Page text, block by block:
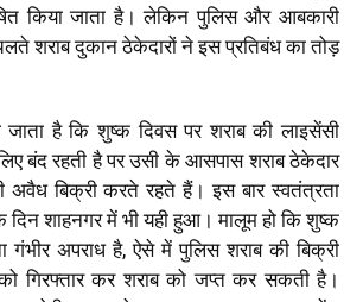
किया जाता है। लेकिन पुलिस और आबकारी
शराब दुकान ठेकेदारों ने इस प्रतिबंध का तोड़
है कि शुष्क दिवस पर शराब की लाइसेंसी
बंद रहती है पर उसी के आसपास शराब ठेकेदार
अवैध बिक्री करते रहते हैं। इस बार स्वतंत्रता
दिन शाहनगर में भी यही हुआ। मालूम हो कि शुष्क
गंभीर अपराध है, ऐसे में पुलिस शराब की बिक्री
गिरफ्तार कर शराब को जप्त कर सकती है।